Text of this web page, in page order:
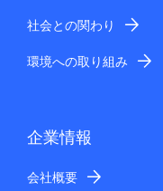
社会との関わり
環境への取り組み
企業情報
会社概要